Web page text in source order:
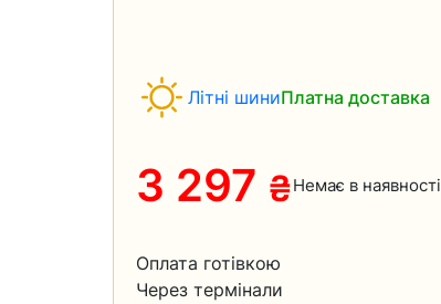
Літні шиниПлатна доставка
3 297 ₴Немає в наявності
Оплата готівкою
Через термінали